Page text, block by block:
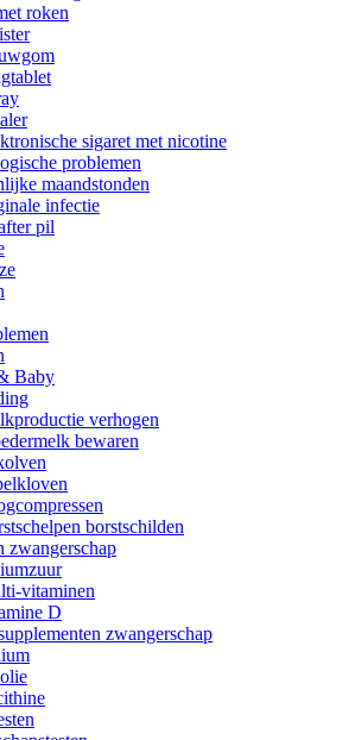
roken
sigaret met nicotine
problemen
maandstonden
infectie
pil
Baby
verhogen
bewaren
borstschilden
zwangerschap
vitaminen
D
zwangerschap